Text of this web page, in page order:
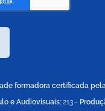
formadora certificada pela
e Audiovisuais; 213 -